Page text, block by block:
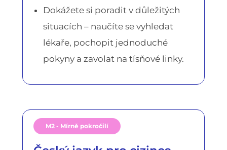
Dokážete si poradit v důležitých
situacích – naučíte se vyhledat
lékaře, pochopit jednoduché
pokyny a zavolat na tísňové linky.
M2 - Mírně pokročilí